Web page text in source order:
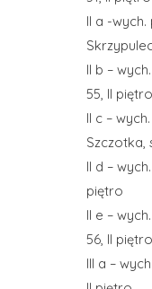
II a -wych.
II b –
55, II piętro
II c –
Szczotka,
II d –
piętro
II e –
56, II piętro
III a –